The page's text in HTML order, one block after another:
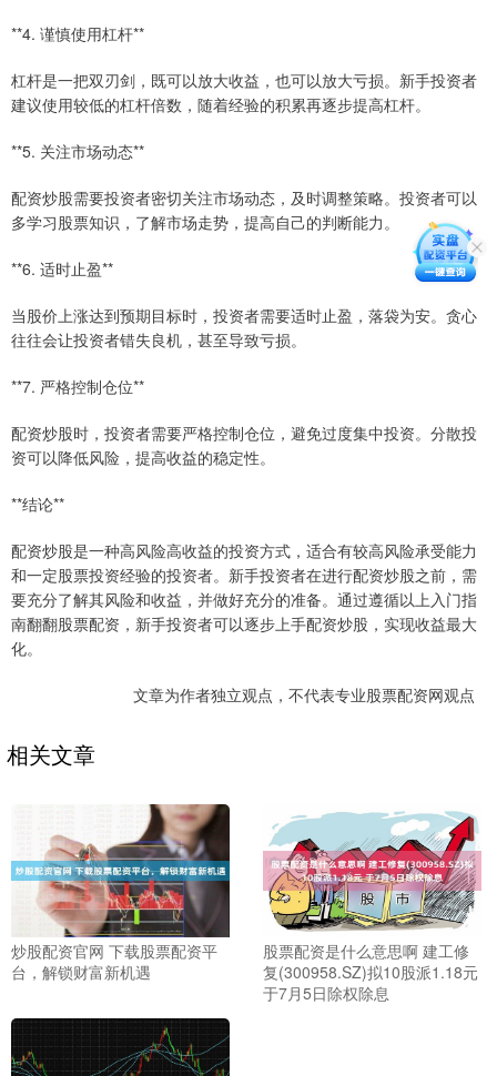
**4. 谨慎使用杠杆**
杠杆是一把双刃剑，既可以放大收益，也可以放大亏损。新手投资者
建议使用较低的杠杆倍数，随着经验的积累再逐步提高杠杆。
**5. 关注市场动态**
配资炒股需要投资者密切关注市场动态，及时调整策略。投资者可以
多学习股票知识，了解市场走势，提高自己的判断能力。
**6. 适时止盈**
当股价上涨达到预期目标时，投资者需要适时止盈，落袋为安。贪心
往往会让投资者错失良机，甚至导致亏损。
**7. 严格控制仓位**
配资炒股时，投资者需要严格控制仓位，避免过度集中投资。分散投
资可以降低风险，提高收益的稳定性。
**结论**
配资炒股是一种高风险高收益的投资方式，适合有较高风险承受能力
和一定股票投资经验的投资者。新手投资者在进行配资炒股之前，需
要充分了解其风险和收益，并做好充分的准备。通过遵循以上入门指
南翻翻股票配资，新手投资者可以逐步上手配资炒股，实现收益最大
化。
文章为作者独立观点，不代表专业股票配资网观点
相关文章
炒股配资官网 下载股票配资平
台，解锁财富新机遇
股票配资是什么意思啊 建工修
复(300958.SZ)拟10股派1.18元
于7月5日除权除息